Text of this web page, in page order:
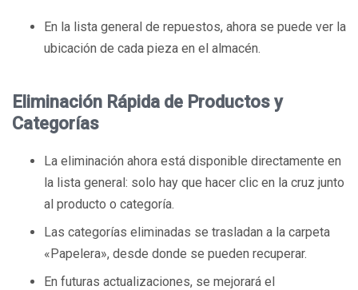
En la lista general de repuestos, ahora se puede ver la
ubicación de cada pieza en el almacén.
Eliminación Rápida de Productos y
Categorías
La eliminación ahora está disponible directamente en
la lista general: solo hay que hacer clic en la cruz junto
al producto o categoría.
Las categorías eliminadas se trasladan a la carpeta
«Papelera», desde donde se pueden recuperar.
En futuras actualizaciones, se mejorará el